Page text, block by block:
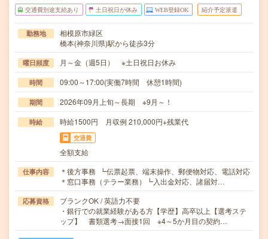
交通費別途支給あり 土日祝日が休み WEB登録OK 紹介予定派遣
勤務地
相模原市緑区
橋本(神奈川県)駅から徒歩3分
曜日頻度 月～金（週5日） ※土日祝日お休み
時間 09:00～17:00(実働7時間 休憩1時間)
期間 2026年09月上旬～長期 ※9月～！
時給 時給1500円 月収例 210,000円+残業代
交通費
全額支給
仕事内容
＊後方事務 ┗伝票起票、端末操作、郵便物対応、電話対応
＊窓口事務（テラー業務）┗入出金対応、諸届対…
応募資格
ブランクOK / 英語力不要
・銀行での就業経験がある方【学歴】高卒以上【選考ステ
ップ】 書類選考→面接1回 ※4～5か月目の契約…